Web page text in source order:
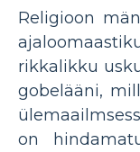
Religioon
rikkalikku
gobelääni,
on